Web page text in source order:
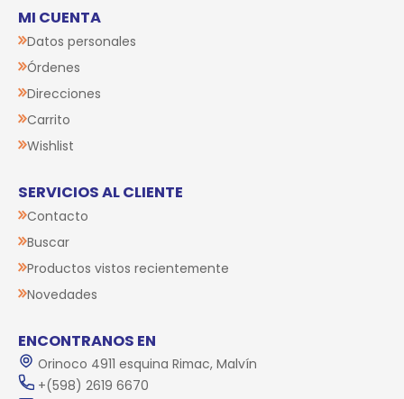
MI CUENTA
Datos personales
Órdenes
Direcciones
Carrito
Wishlist
SERVICIOS AL CLIENTE
Contacto
Buscar
Productos vistos recientemente
Novedades
ENCONTRANOS EN
Orinoco 4911 esquina Rimac, Malvín
+(598) 2619 6670